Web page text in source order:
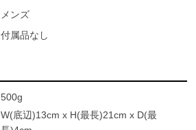
メンズ
付属品なし
500g
W(底辺)13cm x H(最長)21cm x D(最